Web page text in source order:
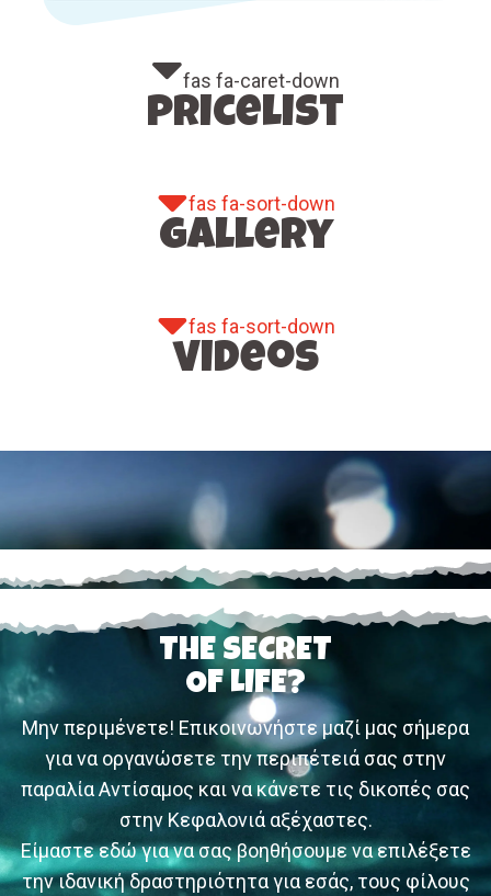
fas fa-caret-down
pricelist
fas fa-sort-down
gallery
fas fa-sort-down
videos
THE SECRET
OF LIFE?
Μην περιμένετε! Επικοινωνήστε μαζί μας σήμερα
για να οργανώσετε την περιπέτειά σας στην
παραλία Αντίσαμος και να κάνετε τις δικοπές σας
στην Κεφαλονιά αξέχαστες.
Είμαστε εδώ για να σας βοηθήσουμε να επιλέξετε
την ιδανική δραστηριότητα για εσάς, τους φίλους